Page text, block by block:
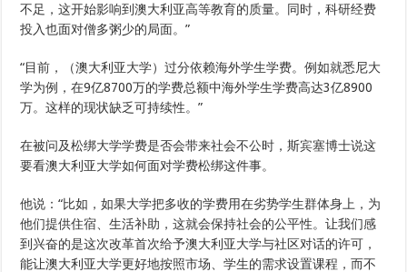
不足，这开始影响到澳大利亚高等教育的质量。同时，科研经费
投入也面对僧多粥少的局面。”
“目前，（澳大利亚大学）过分依赖海外学生学费。例如就悉尼大
学为例，在9亿8700万的学费总额中海外学生学费高达3亿8900
万。这样的现状缺乏可持续性。”
在被问及松绑大学学费是否会带来社会不公时，斯宾塞博士说这
要看澳大利亚大学如何面对学费松绑这件事。
他说：“比如，如果大学把多收的学费用在劣势学生群体身上，为
他们提供住宿、生活补助，这就会保持社会的公平性。让我们感
到兴奋的是这次改革首次给予澳大利亚大学与社区对话的许可，
能让澳大利亚大学更好地按照市场、学生的需求设置课程，而不